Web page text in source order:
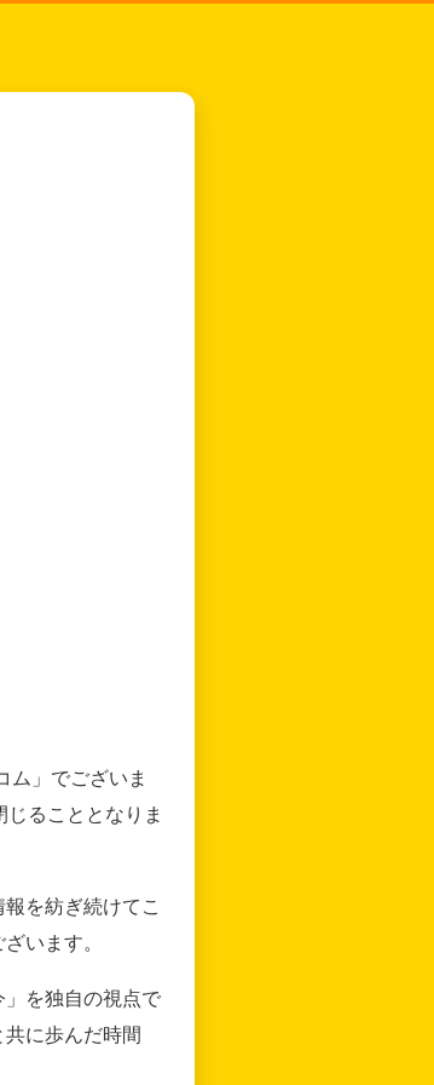
ム」でございま
ることとなりま
を紡ぎ続けてこ
います。
を独自の視点で
に歩んだ時間